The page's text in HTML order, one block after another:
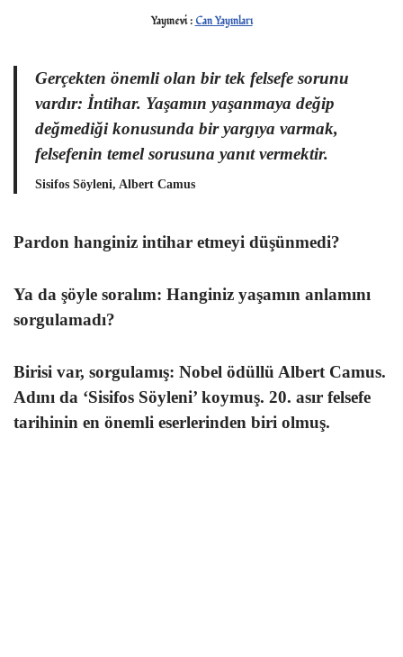
Yayınevi : Can Yayınları
Gerçekten önemli olan bir tek felsefe sorunu
vardır: İntihar. Yaşamın yaşanmaya değip
değmediği konusunda bir yargıya varmak,
felsefenin temel sorusuna yanıt vermektir.
Sisifos Söyleni, Albert Camus
Pardon hanginiz intihar etmeyi düşünmedi?
Ya da şöyle soralım: Hanginiz yaşamın anlamını
sorgulamadı?
Birisi var, sorgulamış: Nobel ödüllü Albert Camus.
Adını da ‘Sisifos Söyleni’ koymuş. 20. asır felsefe
tarihinin en önemli eserlerinden biri olmuş.